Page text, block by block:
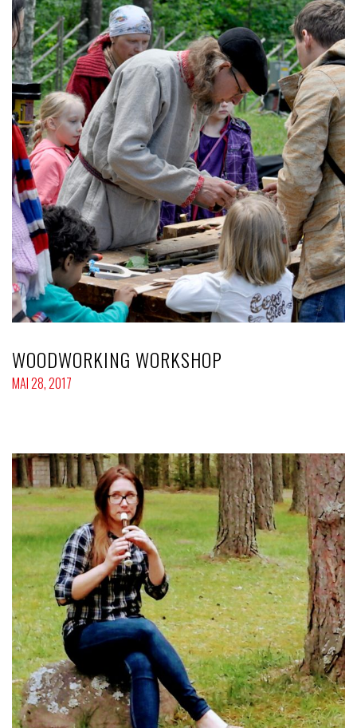
WOODWORKING WORKSHOP
MAI 28, 2017